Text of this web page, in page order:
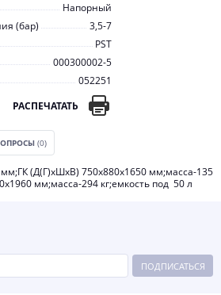
Напорный
(бар)
3,5-7
PST
000300002-5
052251
РАСПЕЧАТАТЬ
(0)
(Д(Г)хШхВ) 750х880х1650 мм;масса-135
мм;масса-294 кг;емкость под 50 л
ПОДПИСАТЬСЯ